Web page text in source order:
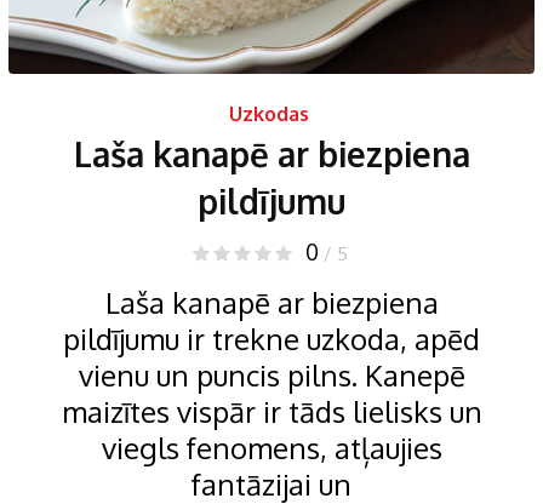
Uzkodas
Laša kanapē ar biezpiena
pildījumu
0 / 5
Laša kanapē ar biezpiena
pildījumu ir trekne uzkoda, apēd
vienu un puncis pilns. Kanepē
maizītes vispār ir tāds lielisks un
viegls fenomens, atļaujies
fantāzijai un